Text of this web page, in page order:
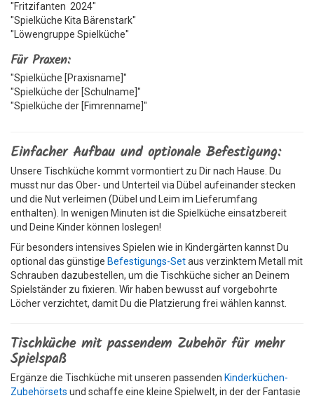
"Fritzifanten 2024"
"Spielküche Kita Bärenstark"
"Löwengruppe Spielküche"
Für Praxen:
"Spielküche [Praxisname]"
"Spielküche der [Schulname]"
"Spielküche der [Fimrenname]"
Einfacher Aufbau und optionale Befestigung:
Unsere Tischküche kommt vormontiert zu Dir nach Hause. Du
musst nur das Ober- und Unterteil via Dübel aufeinander stecken
und die Nut verleimen (Dübel und Leim im Lieferumfang
enthalten). In wenigen Minuten ist die Spielküche einsatzbereit
und Deine Kinder können loslegen!
Für besonders intensives Spielen wie in Kindergärten kannst Du
optional das günstige Befestigungs-Setaus verzinktem Metall mit
Schrauben dazubestellen, um die Tischküche sicher an Deinem
Spielständer zu fixieren. Wir haben bewusst auf vorgebohrte
Löcher verzichtet, damit Du die Platzierung frei wählen kannst.
Tischküche mit passendem Zubehör für mehr
Spielspaß
Ergänze die Tischküche mit unseren passenden Kinderküchen-
Zubehörsets und schaffe eine kleine Spielwelt, in der der Fantasie